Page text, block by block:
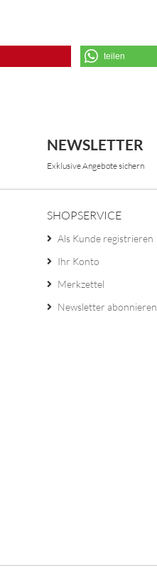
teilen
NEWSLETTER
Exklusive Angebote sichern
SHOPSERVICE
Als Kunde registrieren
Ihr Konto
Merkzettel
Newsletter abonnieren